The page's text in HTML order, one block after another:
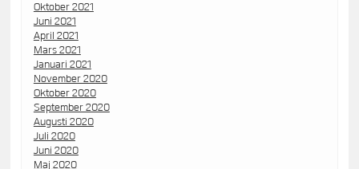
Oktober 2021
Juni 2021
April 2021
Mars 2021
Januari 2021
November 2020
Oktober 2020
September 2020
Augusti 2020
Juli 2020
Juni 2020
Maj 2020